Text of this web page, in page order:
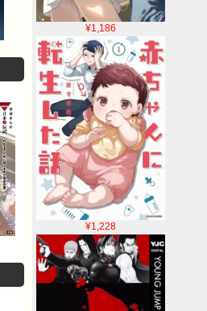
¥1,186
¥1,228